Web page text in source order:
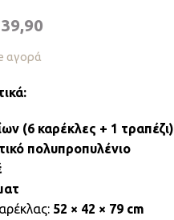
αγορά
(6 καρέκλες + 1 τραπέζι)
πολυπροπυλένιο
52 × 42 × 79 cm